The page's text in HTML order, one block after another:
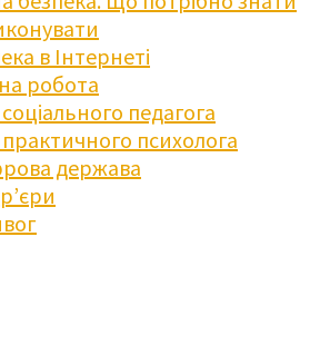
в Інтернеті
робота
педагога
психолога
держава